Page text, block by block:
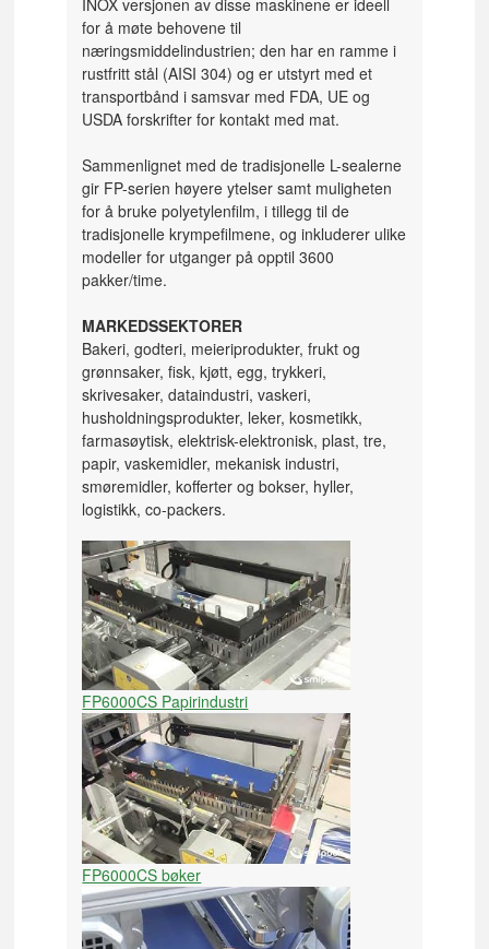
INOX versjonen av disse maskinene er ideell
for å møte behovene til
næringsmiddelindustrien; den har en ramme i
rustfritt stål (AISI 304) og er utstyrt med et
transportbånd i samsvar med FDA, UE og
USDA forskrifter for kontakt med mat.
Sammenlignet med de tradisjonelle L-sealerne
gir FP-serien høyere ytelser samt muligheten
for å bruke polyetylenfilm, i tillegg til de
tradisjonelle krympefilmene, og inkluderer ulike
modeller for utganger på opptil 3600
pakker/time.
MARKEDSSEKTORER
Bakeri, godteri, meieriprodukter, frukt og
grønnsaker, fisk, kjøtt, egg, trykkeri,
skrivesaker, dataindustri, vaskeri,
husholdningsprodukter, leker, kosmetikk,
farmasøytisk, elektrisk-elektronisk, plast, tre,
papir, vaskemidler, mekanisk industri,
smøremidler, kofferter og bokser, hyller,
logistikk, co-packers.
FP6000CS Papirindustri
FP6000CS bøker